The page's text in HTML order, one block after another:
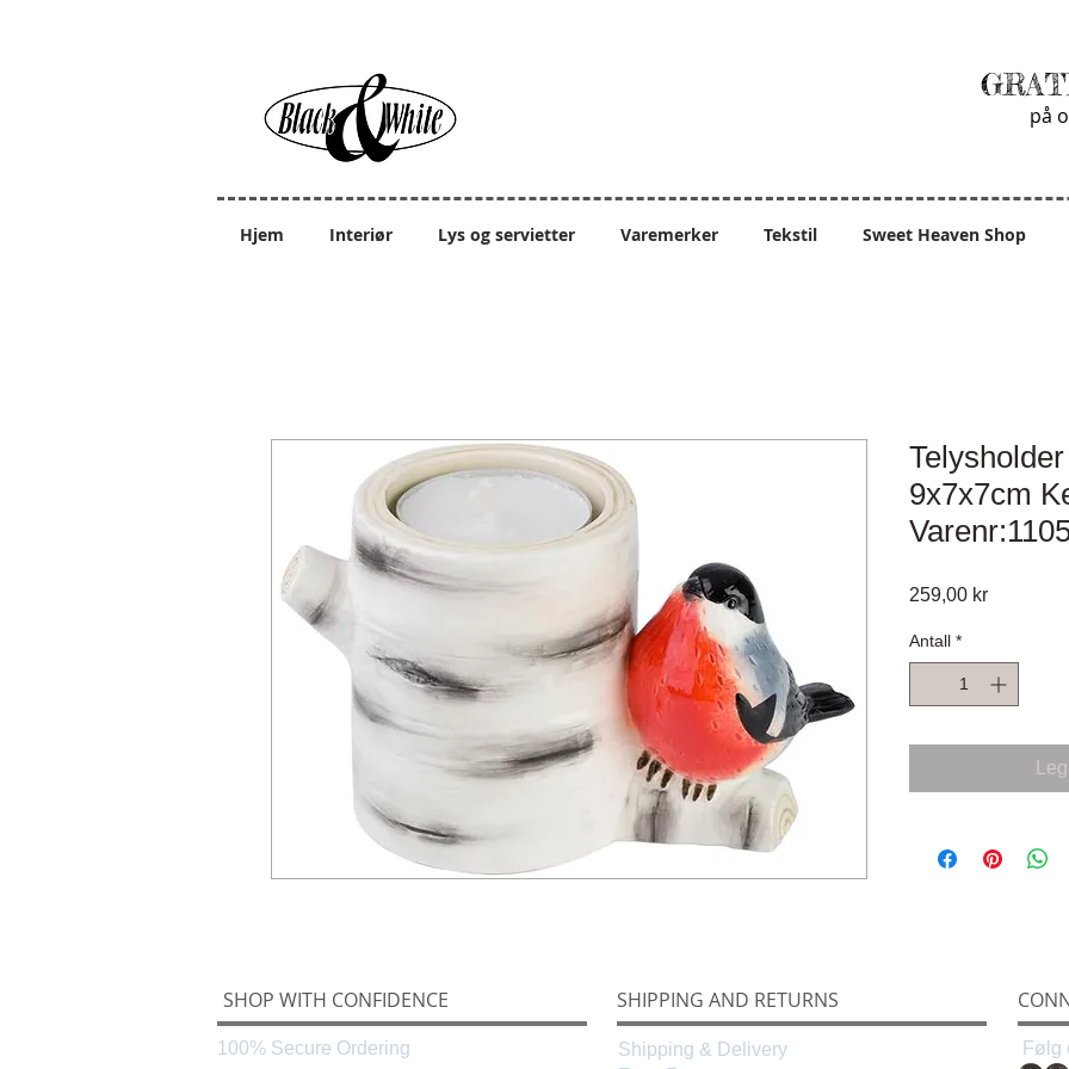
på
Hjem Interiør Lys og servietter Varemerker Tekstil Sweet Heaven Shop
9x7x7cm
259,00 krPris
Antall *
SHOP WITH CONFIDENCE
100% Secure Ordering
SHIPPING AND RETURNS
Shipping & Delivery
Følg